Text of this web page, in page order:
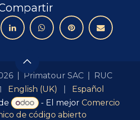
| Primatour SAC | RUC
English (UK)
Español
- El mejor Comercio
de código abierto